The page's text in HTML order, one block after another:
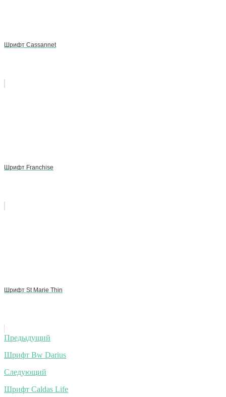
Шрифт Cassannet
Шрифт Franchise
Шрифт St Marie Thin
Навигация
по
записям
Предыдущий
Шрифт Bw Darius
Следующий
Шрифт Caldas Life